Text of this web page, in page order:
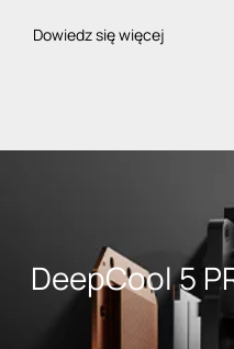
Dowiedz się więcej
DeepCool 5